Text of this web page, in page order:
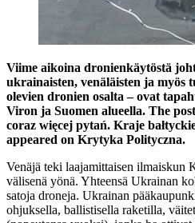
Viime aikoina dronienkäytöstä
ukrainaisten, venäläisten ja myös
olevien dronien osalta – ovat
Viron ja Suomen alueella. The
coraz więcej pytań. Kraje
appeared on Krytyka Polityczna.
Venäjä teki laajamittaisen ilmaiskun
välisenä yönä. Yhteensä Ukrainan
satoja droneja. Ukrainan
ohjuksella, ballistisella raketilla,